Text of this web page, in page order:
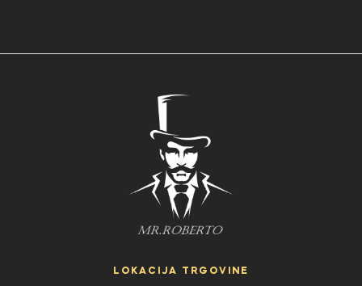
LOKACIJA TRGOVINE